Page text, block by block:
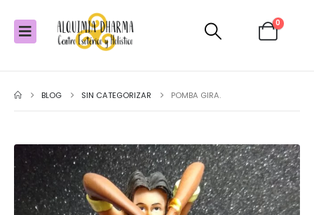
0
BLOG SIN CATEGORIZAR POMBA GIRA.